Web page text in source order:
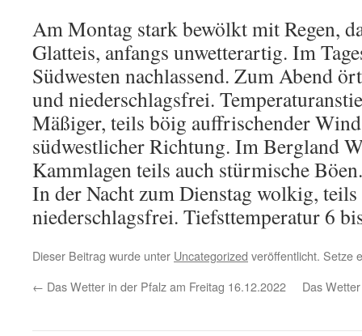
Am Montag stark bewölkt mit Regen,
Glatteis, anfangs unwetterartig. Im
Südwesten nachlassend. Zum Abend
und niederschlagsfrei.
Mäßiger, teils böig auffrischender
südwestlicher Richtung. Im Bergland
Kammlagen teils auch stürmische Böen.
In der Nacht zum Dienstag wolkig,
niederschlagsfrei. Tiefsttemperatur 6
Dieser Beitrag wurde unter Uncategorized veröffentlicht. Setze
← Das Wetter in der Pfalz am Freitag 16.12.2022 Das